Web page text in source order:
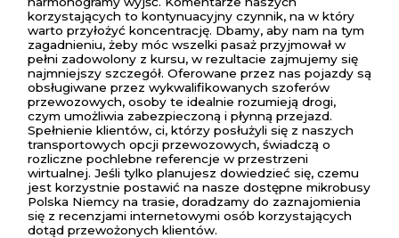
korzystających to kontynuacyjny czynnik, na w który
warto przyłożyć koncentrację. Dbamy, aby nam na tym
zagadnieniu, żeby móc wszelki pasaż przyjmował w
pełni zadowolony z kursu, w rezultacie zajmujemy się
najmniejszy szczegół. Oferowane przez nas pojazdy są
obsługiwane przez wykwalifikowanych szoferów
przewozowych, osoby te idealnie rozumieją drogi,
czym umożliwia zabezpieczoną i płynną przejazd.
Spełnienie klientów, ci, którzy posłużyli się z naszych
transportowych opcji przewozowych, świadczą o
rozliczne pochlebne referencje w przestrzeni
wirtualnej. Jeśli tylko planujesz dowiedzieć się, czemu
jest korzystnie postawić na nasze dostępne mikrobusy
Polska Niemcy na trasie, doradzamy do zaznajomienia
się z recenzjami internetowymi osób korzystających
dotąd przewożonych klientów.